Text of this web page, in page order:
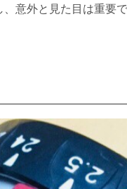
意外と見た目は重要